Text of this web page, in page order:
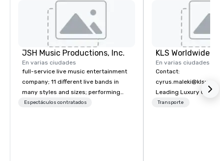
JSH Music Productions, Inc.
En varias ciudades
full-service live music entertainment
company; 11 different live bands in
many styles and sizes; performing
since 2007
Espectáculos contratados
En varias ciudades
Contact:
Leading Luxury
Transportation
Transporte